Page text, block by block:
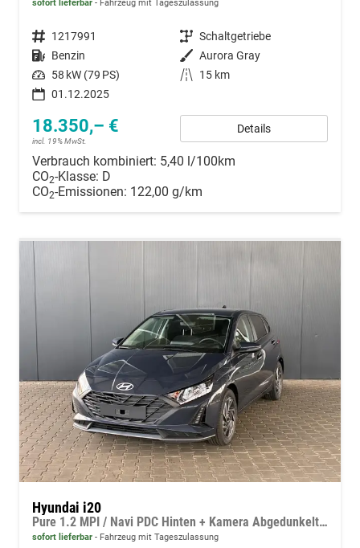
sofort lieferbar Fahrzeug mit Tageszulassung
Fahrzeugnummer 1217991 Getriebe Schaltgetriebe
Kraftstoff Benzin Außenfarbe Aurora Gray
Leistung 58 kW (79 PS) Kilometerstand
15 km
01.12.2025
18.350,– €
incl. 19% MwSt.
Details
Verbrauch kombiniert: 5,40 l/100km
CO2-Klasse: D
CO2-Emissionen: 122,00 g/km
Hyundai i20
Pure 1.2 MPI / Navi PDC Hinten + Kamera Abgedunkelte Scheiben Tempomat Alu 16"
sofort lieferbar Fahrzeug mit Tageszulassung